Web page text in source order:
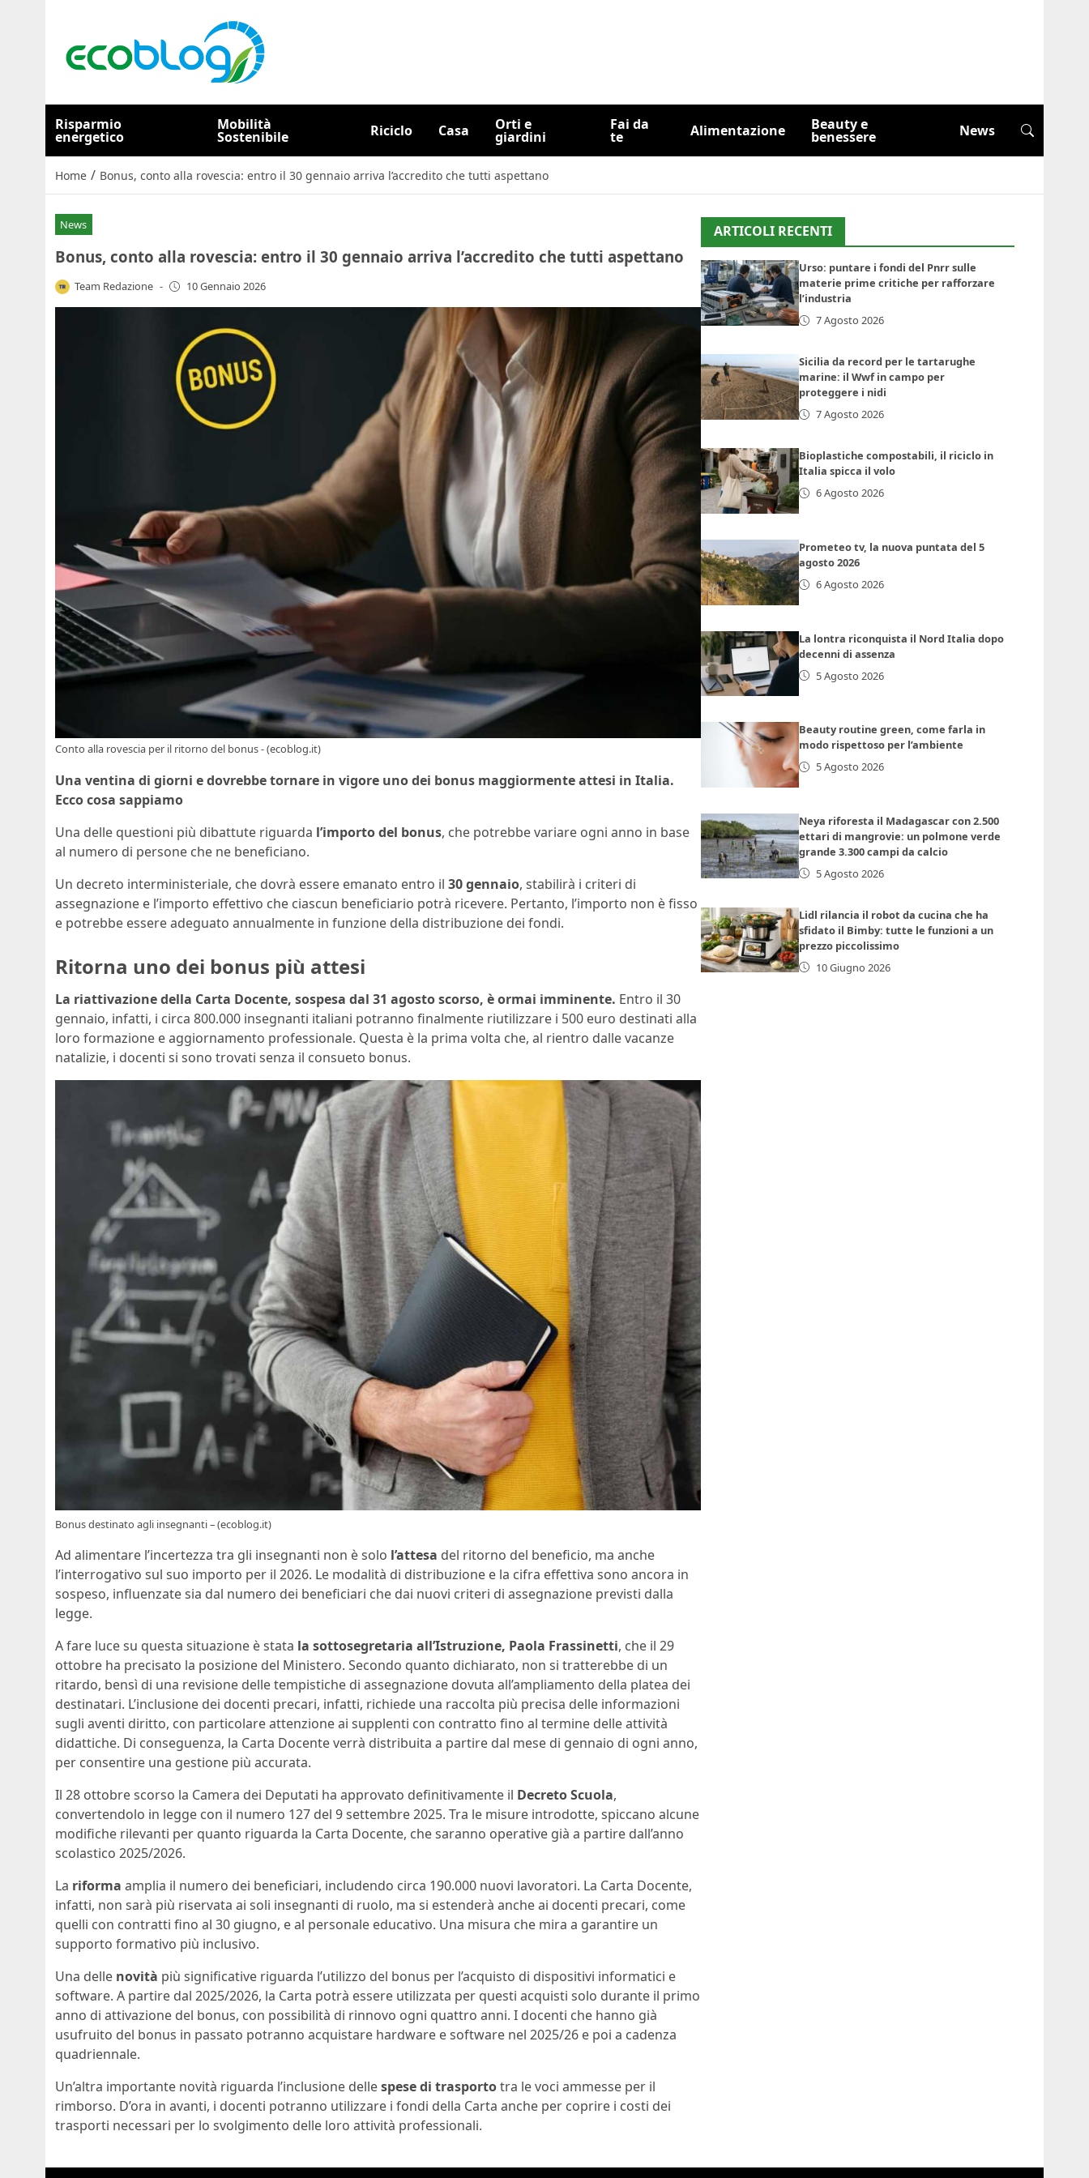
Risparmio
energetico
Mobilità
Sostenibile Riciclo Casa Orti e
giardini
Fai da
te Alimentazione Beauty e
benessere News
Home / Bonus, conto alla rovescia: entro il 30 gennaio arriva l’accredito che tutti aspettano
News
Bonus, conto alla rovescia: entro il 30 gennaio arriva l’accredito che tutti aspettano
Team Redazione - 10 Gennaio 2026
Conto alla rovescia per il ritorno del bonus - (ecoblog.it)
Una ventina di giorni e dovrebbe tornare in vigore uno dei bonus maggiormente attesi in Italia.
Ecco cosa sappiamo
Una delle questioni più dibattute riguarda l’importo del bonus, che potrebbe variare ogni anno in base
al numero di persone che ne beneficiano.
Un decreto interministeriale, che dovrà essere emanato entro il 30 gennaio, stabilirà i criteri di
assegnazione e l’importo effettivo che ciascun beneficiario potrà ricevere. Pertanto, l’importo non è fisso
e potrebbe essere adeguato annualmente in funzione della distribuzione dei fondi.
Ritorna uno dei bonus più attesi
La riattivazione della Carta Docente, sospesa dal 31 agosto scorso, è ormai imminente. Entro il 30
gennaio, infatti, i circa 800.000 insegnanti italiani potranno finalmente riutilizzare i 500 euro destinati alla
loro formazione e aggiornamento professionale. Questa è la prima volta che, al rientro dalle vacanze
natalizie, i docenti si sono trovati senza il consueto bonus.
Bonus destinato agli insegnanti – (ecoblog.it)
Ad alimentare l’incertezza tra gli insegnanti non è solo l’attesa del ritorno del beneficio, ma anche
l’interrogativo sul suo importo per il 2026. Le modalità di distribuzione e la cifra effettiva sono ancora in
sospeso, influenzate sia dal numero dei beneficiari che dai nuovi criteri di assegnazione previsti dalla
legge.
A fare luce su questa situazione è stata la sottosegretaria all’Istruzione, Paola Frassinetti, che il 29
ottobre ha precisato la posizione del Ministero. Secondo quanto dichiarato, non si tratterebbe di un
ritardo, bensì di una revisione delle tempistiche di assegnazione dovuta all’ampliamento della platea dei
destinatari. L’inclusione dei docenti precari, infatti, richiede una raccolta più precisa delle informazioni
sugli aventi diritto, con particolare attenzione ai supplenti con contratto fino al termine delle attività
didattiche. Di conseguenza, la Carta Docente verrà distribuita a partire dal mese di gennaio di ogni anno,
per consentire una gestione più accurata.
Il 28 ottobre scorso la Camera dei Deputati ha approvato definitivamente il Decreto Scuola,
convertendolo in legge con il numero 127 del 9 settembre 2025. Tra le misure introdotte, spiccano alcune
modifiche rilevanti per quanto riguarda la Carta Docente, che saranno operative già a partire dall’anno
scolastico 2025/2026.
La riforma amplia il numero dei beneficiari, includendo circa 190.000 nuovi lavoratori. La Carta Docente,
infatti, non sarà più riservata ai soli insegnanti di ruolo, ma si estenderà anche ai docenti precari, come
quelli con contratti fino al 30 giugno, e al personale educativo. Una misura che mira a garantire un
supporto formativo più inclusivo.
Una delle novità più significative riguarda l’utilizzo del bonus per l’acquisto di dispositivi informatici e
software. A partire dal 2025/2026, la Carta potrà essere utilizzata per questi acquisti solo durante il primo
anno di attivazione del bonus, con possibilità di rinnovo ogni quattro anni. I docenti che hanno già
usufruito del bonus in passato potranno acquistare hardware e software nel 2025/26 e poi a cadenza
quadriennale.
Un’altra importante novità riguarda l’inclusione dellespese di trasportotra le voci ammesse per il
rimborso. D’ora in avanti, i docenti potranno utilizzare i fondi della Carta anche per coprire i costi dei
trasporti necessari per lo svolgimento delle loro attività professionali.
ARTICOLI RECENTI
Urso: puntare i fondi del Pnrr sulle
materie prime critiche per rafforzare
l’industria
7 Agosto 2026
Sicilia da record per le tartarughe
marine: il Wwf in campo per
proteggere i nidi
7 Agosto 2026
Bioplastiche compostabili, il riciclo in
Italia spicca il volo
6 Agosto 2026
Prometeo tv, la nuova puntata del 5
agosto 2026
6 Agosto 2026
La lontra riconquista il Nord Italia dopo
decenni di assenza
5 Agosto 2026
Beauty routine green, come farla in
modo rispettoso per l’ambiente
5 Agosto 2026
Neya riforesta il Madagascar con 2.500
ettari di mangrovie: un polmone verde
grande 3.300 campi da calcio
5 Agosto 2026
Lidl rilancia il robot da cucina che ha
sfidato il Bimby: tutte le funzioni a un
prezzo piccolissimo
10 Giugno 2026